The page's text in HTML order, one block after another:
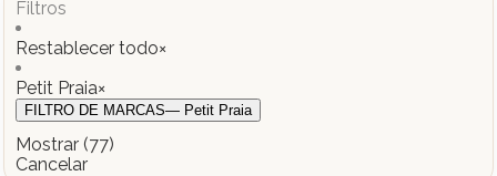
Filtros
Restablecer todo×
Petit Praia×
FILTRO DE MARCAS— Petit Praia
Mostrar (77)
Cancelar